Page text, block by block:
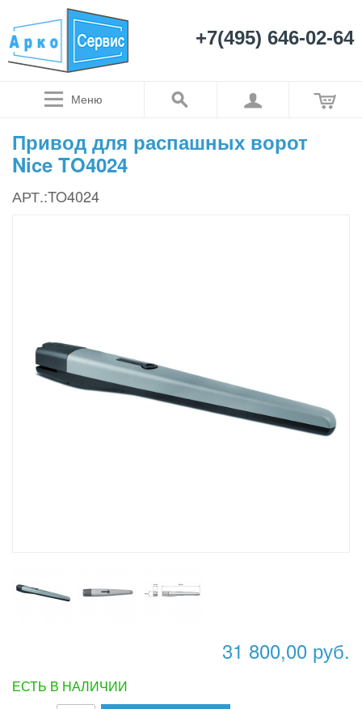
+7(495) 646-02-64
Меню
Привод для распашных ворот
Nice TO4024
АРТ.:TO4024
31 800,00 руб.
ЕСТЬ В НАЛИЧИИ